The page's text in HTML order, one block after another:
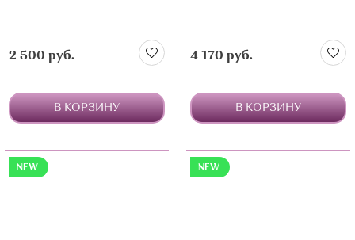
2 500 руб.
В КОРЗИНУ
4 170 руб.
В КОРЗИНУ
NEW NEW